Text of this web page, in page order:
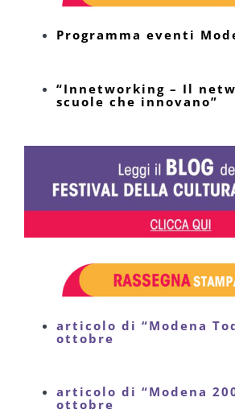
Programma eventi
“Innetworking – Il
scuole che innovano”
articolo di “Modena
ottobre
articolo di “Modena
ottobre